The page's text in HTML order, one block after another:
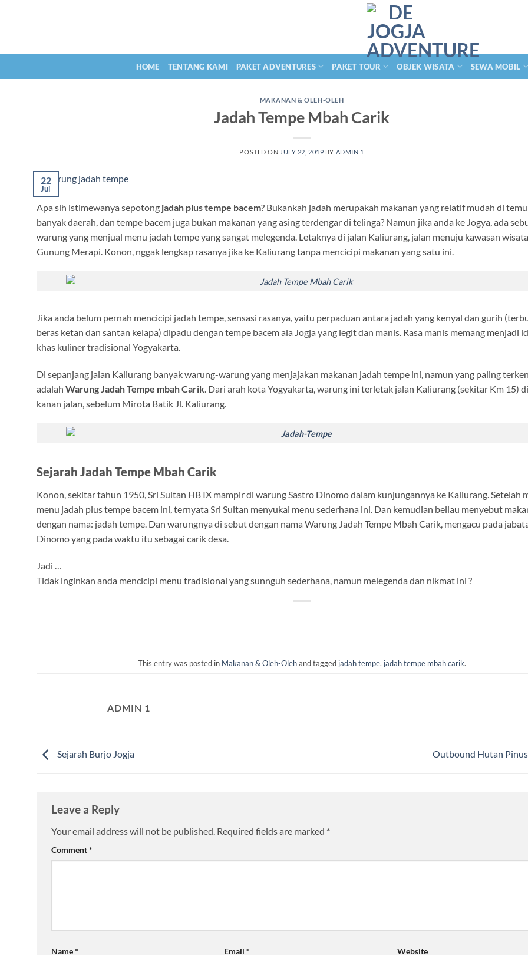
HOME TENTANG KAMI PAKET ADVENTURES PAKET TOUR OBJEK WISATA SEWA MOBIL
MAKANAN & OLEH-OLEH
Jadah Tempe Mbah Carik
POSTED ON JULY 22, 2019 BY ADMIN 1
22
Jul
Apa sih istimewanya sepotong jadah plus tempe bacem? Bukankah jadah merupakah makanan yang relatif mudah di
banyak daerah, dan tempe bacem juga bukan makanan yang asing terdengar di telinga? Namun jika anda ke Jogya, ada
warung yang menjual menu jadah tempe yang sangat melegenda. Letaknya di jalan Kaliurang, jalan menuju kawasan
Gunung Merapi. Konon, nggak lengkap rasanya jika ke Kaliurang tanpa mencicipi makanan yang satu ini.
Jika anda belum pernah mencicipi jadah tempe, sensasi rasanya, yaitu perpaduan antara jadah yang kenyal dan gurih
beras ketan dan santan kelapa) dipadu dengan tempe bacem ala Jogja yang legit dan manis. Rasa manis memang menjadi
khas kuliner tradisional Yogyakarta.
Di sepanjang jalan Kaliurang banyak warung-warung yang menjajakan makanan jadah tempe ini, namun yang paling
adalah Warung Jadah Tempe mbah Carik. Dari arah kota Yogyakarta, warung ini terletak jalan Kaliurang (sekitar Km 15)
kanan jalan, sebelum Mirota Batik Jl. Kaliurang.
Sejarah Jadah Tempe Mbah Carik
Konon, sekitar tahun 1950, Sri Sultan HB IX mampir di warung Sastro Dinomo dalam kunjungannya ke Kaliurang. Setelah
menu jadah plus tempe bacem ini, ternyata Sri Sultan menyukai menu sederhana ini. Dan kemudian beliau menyebut
dengan nama: jadah tempe. Dan warungnya di sebut dengan nama Warung Jadah Tempe Mbah Carik, mengacu pada
Dinomo yang pada waktu itu sebagai carik desa.
Jadi …
Tidak inginkan anda mencicipi menu tradisional yang sunnguh sederhana, namun melegenda dan nikmat ini ?
This entry was posted in Makanan & Oleh-Olehand tagged jadah tempe, jadah tempe mbah carik.
ADMIN 1
Sejarah Burjo Jogja Outbound Hutan
Leave a Reply
Your email address will not be published. Required fields are marked *
Comment*
Name* Email* Website